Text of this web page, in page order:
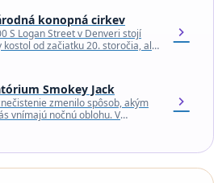
konopná cirkev
S Logan Street v Denveri stojí
kostol od začiatku 20. storočia, ale
chevron_right
Smokey Jack
zmenilo spôsob, akým
vnímajú nočnú oblohu. V
chevron_right